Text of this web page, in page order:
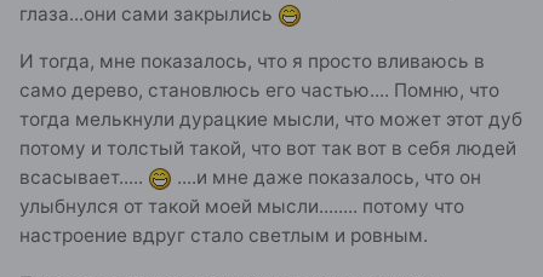
глаза...они сами закрылись
И тогда, мне показалось, что я просто вливаюсь в
само дерево, становлюсь его частью.... Помню, что
тогда мелькнули дурацкие мысли, что может этот дуб
потому и толстый такой, что вот так вот в себя людей
всасывает.....
....и мне даже показалось, что он
улыбнулся от такой моей мысли........ потому что
настроение вдруг стало светлым и ровным.